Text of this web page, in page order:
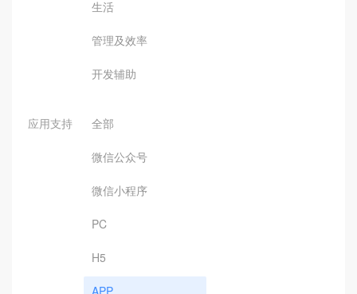
生活
管理及效率
开发辅助
应用支持 全部
微信公众号
微信小程序
PC
H5
APP